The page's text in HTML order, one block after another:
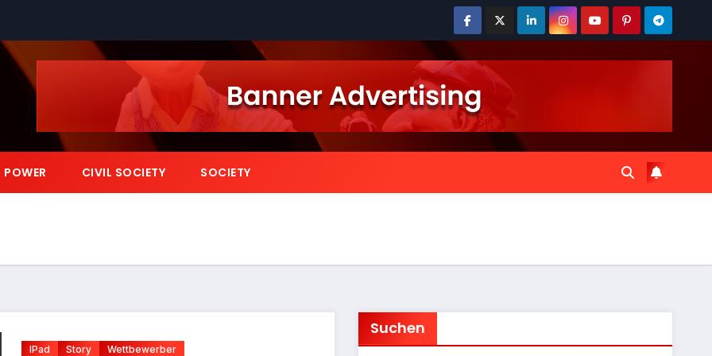
POWER CIVIL SOCIETY SOCIETY
IPad Story Wettbewerber
Suchen